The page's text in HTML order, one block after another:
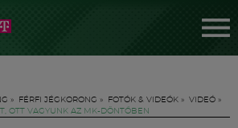
» FÉRFI JÉGKORONG » FOTÓK & VIDEÓK » VIDEÓ »
OTT VAGYUNK AZ MK-DÖNTŐBEN